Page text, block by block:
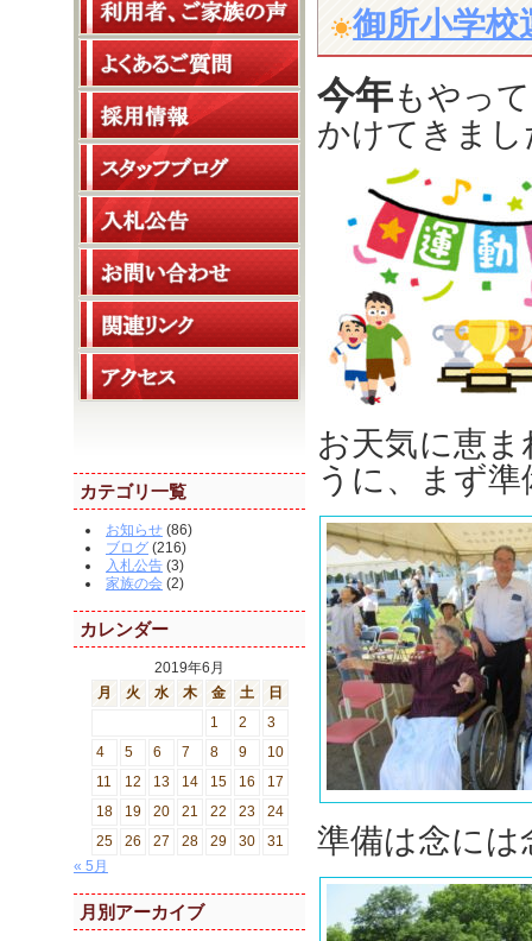
カテゴリ一覧
お知らせ (86)
ブログ (216)
入札公告 (3)
家族の会 (2)
カレンダー
2019年6月
月
火 水 木 金 土
日
1
2
3
4
5 6 7 8 9
10
11
12 13 14 15 16
17
18
19 20 21 22 23
24
25
26 27 28 29 30
31
« 5月
月別アーカイブ
御所小学校
今年もやっ
かけてきまし
お天気に恵
うに、まず
準備は念には